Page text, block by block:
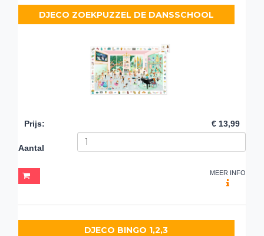
DJECO ZOEKPUZZEL DE DANSSCHOOL
Prijs: € 13,99
Aantal
MEER INFO
DJECO BINGO 1,2,3